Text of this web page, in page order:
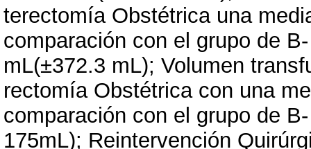
terectomía Obstétrica una
comparación con el grupo de
mL(±372.3 mL); Volumen
rectomía Obstétrica con una
comparación con el grupo de
175mL); Reintervención